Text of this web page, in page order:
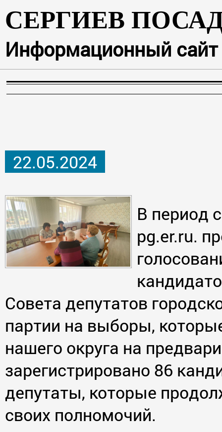
СЕРГИЕВ
Информационный сайт
22.05.2024
В период
pg.er.ru.
Совета депутатов
партии на выборы,
нашего округа на
зарегистрировано 86
депутаты, которые
своих полномочий.